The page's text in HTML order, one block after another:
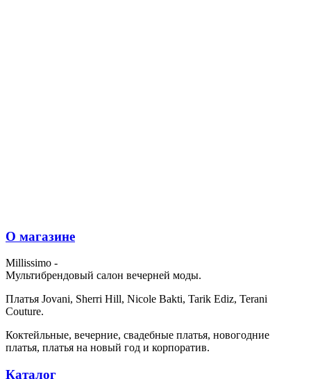
О магазине
Millissimo -
Мультибрендовый салон вечерней моды.
Платья Jovani, Sherri Hill, Nicole Bakti, Tarik Ediz, Terani
Couture.
Коктейльные, вечерние, свадебные платья, новогодние
платья, платья на новый год и корпоратив.
Каталог